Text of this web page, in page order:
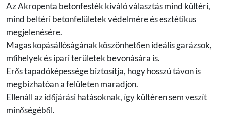
Az Akropenta betonfesték kiváló választás mind kültéri,
mind beltéri betonfelületek védelmére és esztétikus
megjelenésére.
Magas kopásállóságának köszönhetően ideális garázsok,
műhelyek és ipari területek bevonására is.
Erős tapadóképessége biztosítja, hogy hosszú távon is
megbízhatóan a felületen maradjon.
Ellenáll az időjárási hatásoknak, így kültéren sem veszít
minőségéből.